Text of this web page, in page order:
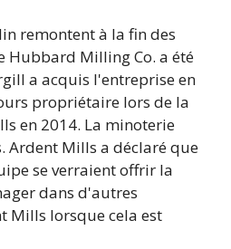
remontent à la fin des
Hubbard Milling Co. a été
a acquis l'entreprise en
propriétaire lors de la
en 2014. La minoterie
Ardent Mills a déclaré que
se verraient offrir la
dans d'autres
Mills lorsque cela est